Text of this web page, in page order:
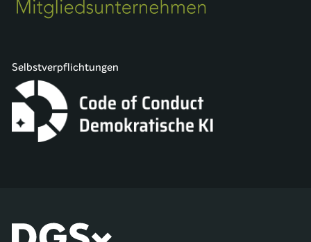
Selbstverpflichtungen